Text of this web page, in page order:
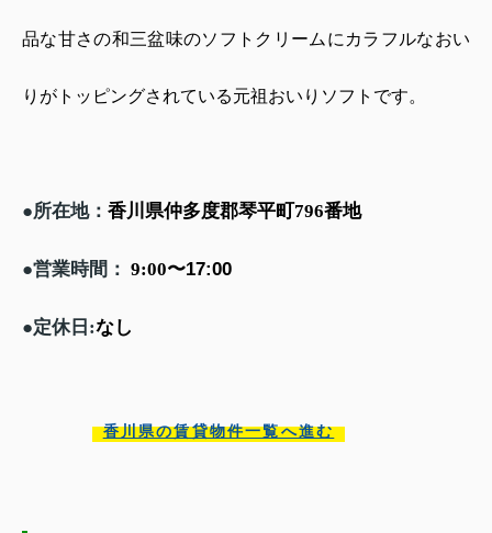
品な甘さの和三盆味のソフトクリームにカラフルなおい
りがトッピングされている元祖おいりソフトです。
●所在地： 香川県仲多度郡琴平町796番地
●営業時間： 9:00〜17:00
●定休日:なし
香川県の賃貸物件一覧へ進む